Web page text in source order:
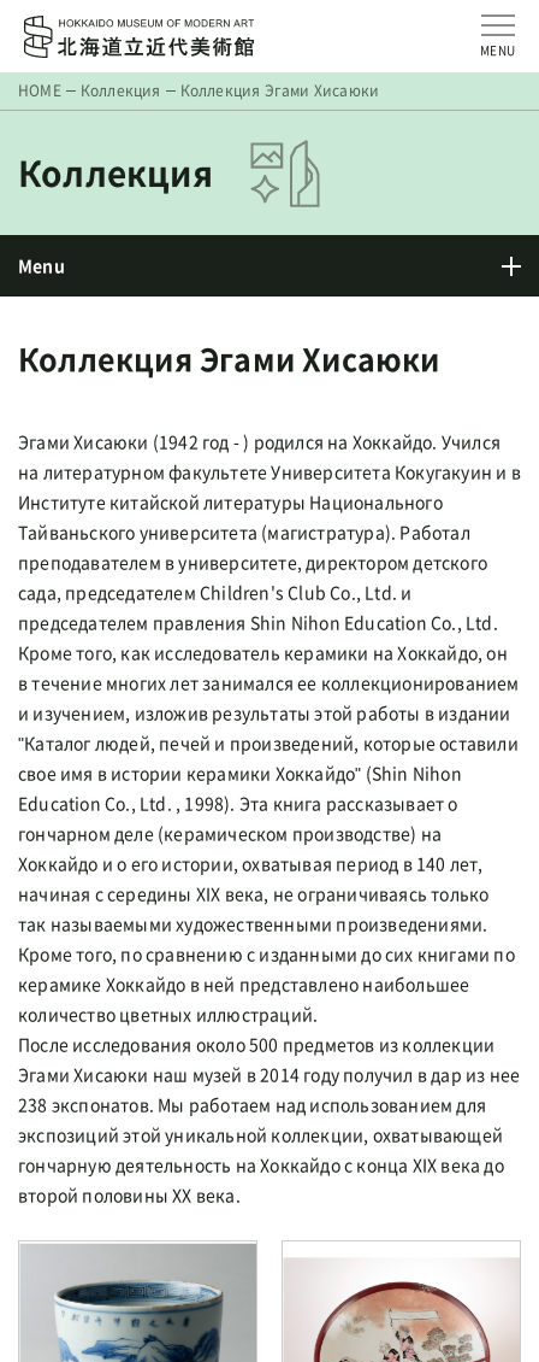
MENU
HOME Коллекция Коллекция Эгами Хисаюки
Коллекция
Menu
Коллекция Эгами Хисаюки
Эгами Хисаюки (1942 год - ) родился на Хоккайдо. Учился
на литературном факультете Университета Кокугакуин и в
Институте китайской литературы Национального
Тайваньского университета (магистратура). Работал
преподавателем в университете, директором детского
сада, председателем Children's Club Co., Ltd. и
председателем правления Shin Nihon Education Co., Ltd.
Кроме того, как исследователь керамики на Хоккайдо, он
в течение многих лет занимался ее коллекционированием
и изучением, изложив результаты этой работы в издании
"Каталог людей, печей и произведений, которые оставили
свое имя в истории керамики Хоккайдо" (Shin Nihon
Education Co., Ltd. , 1998). Эта книга рассказывает о
гончарном деле (керамическом производстве) на
Хоккайдо и о его истории, охватывая период в 140 лет,
начиная с середины XIX века, не ограничиваясь только
так называемыми художественными произведениями.
Кроме того, по сравнению с изданными до сих книгами по
керамике Хоккайдо в ней представлено наибольшее
количество цветных иллюстраций.
После исследования около 500 предметов из коллекции
Эгами Хисаюки наш музей в 2014 году получил в дар из нее
238 экспонатов. Мы работаем над использованием для
экспозиций этой уникальной коллекции, охватывающей
гончарную деятельность на Хоккайдо с конца XIX века до
второй половины XX века.